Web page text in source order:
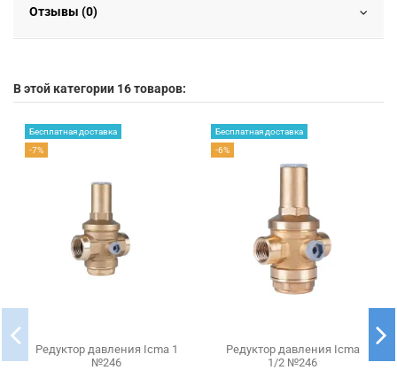
Отзывы (0)
В этой категории 16 товаров:
Бесплатная доставка
-7%
Редуктор давления Icma 1
№246
Бесплатная доставка
-6%
Редуктор давления Icma
1/2 №246